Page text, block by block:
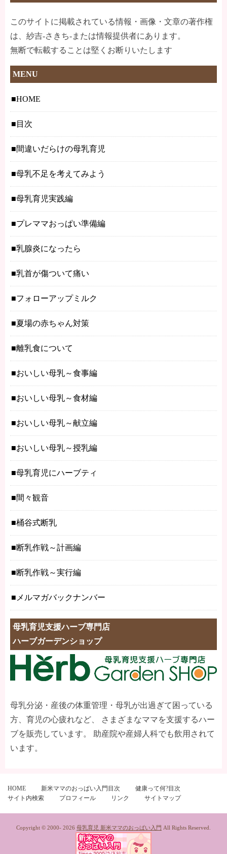
このサイトに掲載されている情報・画像・文章の著作権
は、紗吉-さきち-または情報提供者にあります。
無断で転載することは堅くお断りいたします
MENU
HOME
目次
間違いだらけの母乳育児
母乳不足を考えてみよう
母乳育児実践編
プレママおっぱい準備編
乳腺炎になったら
乳首が傷ついて痛い
フォローアップミルク
夏場の赤ちゃん対策
離乳食について
おいしい母乳～食事編
おいしい母乳～食材編
おいしい母乳～献立編
おいしい母乳～授乳編
母乳育児にハーブティ
間々観音
桶谷式断乳
断乳作戦～計画編
断乳作戦～実行編
メルマガバックナンバー
母乳育児支援ハーブ専門店
ハーブガーデンショップ
母乳分泌・産後の体重管理・母乳が出過ぎて困っている
方、育児の心疲れなど、 さまざまなママを支援するハー
ブを販売しています。 助産院や産婦人科でも飲用されて
います。
HOME 新米ママのおっぱい入門目次
健康って何?目次
サイト内検索
プロフィール リンク サイトマップ
Copyright © 2000- 2026 母乳育児 新米ママのおっぱい入門 All Rights Reserved.